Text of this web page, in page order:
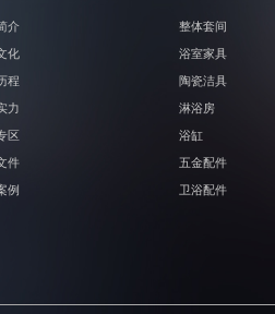
介
化
程
力
区
件
例
整体套间
浴室家具
陶瓷洁具
淋浴房
浴缸
五金配件
卫浴配件